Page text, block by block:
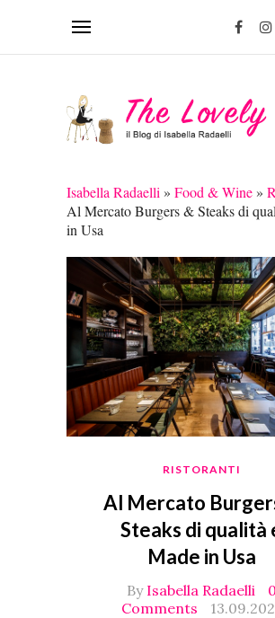
Isabella Radaelli » Food & Wine»
Al Mercato Burgers & Steaks di
in Usa
RISTORANTI
Al Mercato
Steaks di qualità
Made in Usa
By Isabella Radaelli
0
Comments